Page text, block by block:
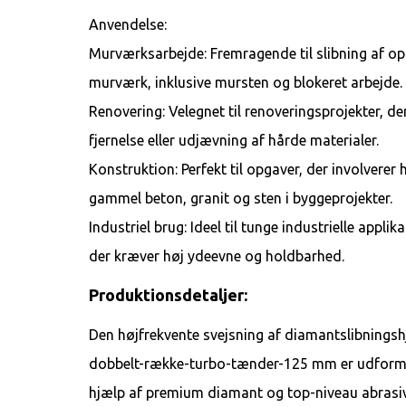
Anvendelse:
Murværksarbejde: Fremragende til slibning af
murværk, inklusive mursten og blokeret arbejde.
Renovering: Velegnet til renoveringsprojekter,
fjernelse eller udjævning af hårde materialer.
Konstruktion: Perfekt til opgaver, der involverer
gammel beton, granit og sten i byggeprojekter.
Industriel brug: Ideel til tunge industrielle
der kræver høj ydeevne og holdbarhed.
Produktionsdetaljer:
Den højfrekvente svejsning af
dobbelt-række-turbo-tænder-125 mm er
hjælp af premium diamant og top-niveau